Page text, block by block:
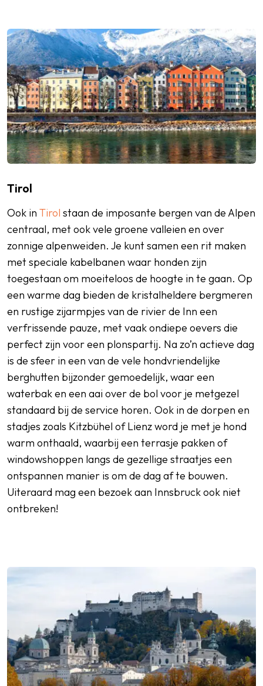
Tirol
Ook in Tirol staan de imposante bergen van de Alpen
centraal, met ook vele groene valleien en over
zonnige alpenweiden. Je kunt samen een rit maken
met speciale kabelbanen waar honden zijn
toegestaan om moeiteloos de hoogte in te gaan. Op
een warme dag bieden de kristalheldere bergmeren
en rustige zijarmpjes van de rivier de Inn een
verfrissende pauze, met vaak ondiepe oevers die
perfect zijn voor een plonspartij. Na zo’n actieve dag
is de sfeer in een van de vele hondvriendelijke
berghutten bijzonder gemoedelijk, waar een
waterbak en een aai over de bol voor je metgezel
standaard bij de service horen. Ook in de dorpen en
stadjes zoals Kitzbühel of Lienz word je met je hond
warm onthaald, waarbij een terrasje pakken of
windowshoppen langs de gezellige straatjes een
ontspannen manier is om de dag af te bouwen.
Uiteraard mag een bezoek aan Innsbruck ook niet
ontbreken!